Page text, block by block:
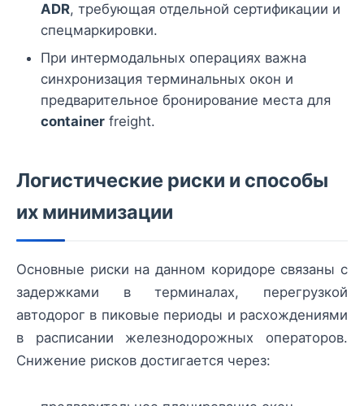
ADR, требующая отдельной сертификации и
спецмаркировки.
При интермодальных операциях важна
синхронизация терминальных окон и
предварительное бронирование места для
container freight.
Логистические риски и способы
их минимизации
Основные риски на данном коридоре связаны с
задержками в терминалах, перегрузкой
автодорог в пиковые периоды и расхождениями
в расписании железнодорожных операторов.
Снижение рисков достигается через: